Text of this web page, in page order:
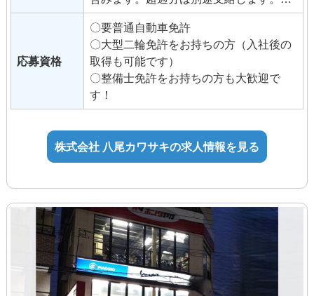
固定残業の金額と時間は昇格等に伴い
変更になることがあります。
◆交通費支給（月35,000円まで）
◆昇給（年2回）
◆管理者手当
例）整備士3級5,000円、2級10,000
円、1級15,000円
◆試用期間3ヶ月（待遇変更なし）
個別の相談がしやすいようにメンターを
付けてサポートします。残業がないよう
に上司が補助します。
応募資格
〇要普通自動車免許
〇大型二輪免許をお持ちの方（入社後の
取得も可能です）
〇整備士免許をお持ちの方も大歓迎で
す！
株式会社 八尾カワサキの求人情報を見る